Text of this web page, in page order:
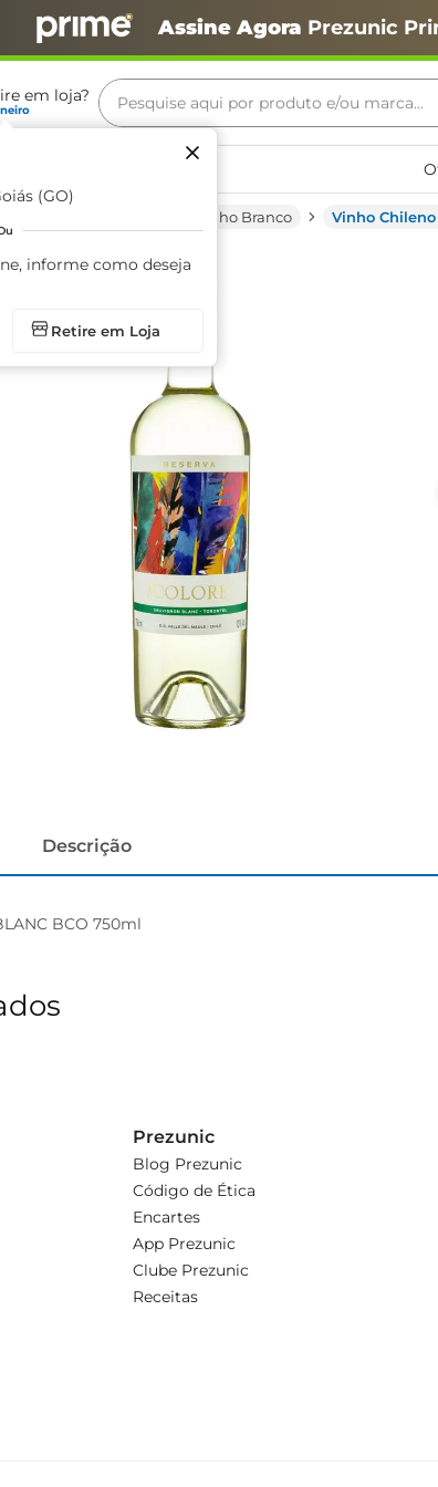
Assine Agora Prezunic
em loja?
(GO)
informe como deseja
Retire em Loja
Pesquise aqui por produto e/ou
Vinho Branco Vinho
Descrição
BCO 750ml
Prezunic
Blog Prezunic
Código de Ética
Encartes
App Prezunic
Clube Prezunic
Receitas
Termos mais buscados
café
arroz
azeite
biscoito
cerveja
iogurte
papel higiênico